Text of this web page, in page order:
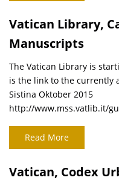
Vatican Library,
Manuscripts
The Vatican Library is
is the link to the currently
Sistina Oktober 2015
http://www.mss.vatlib.it/
Read More
Vatican, Codex